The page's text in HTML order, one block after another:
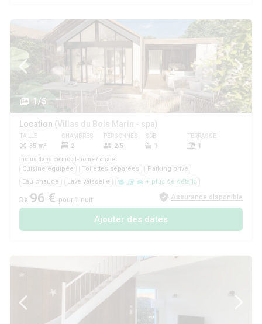
1/5
Location (Villas du Bois Marin - spa)
TAILLE
35 m²
CHAMBRES
2
PERSONNES
2/5
SDB
1
TERRASSE
1
Inclus dans ce mobil-home / chalet
Cuisine équipée Toilettes séparées
Parking privé
Eau chaude
Lave vaisselle + plus de détails
De 96 € pour 1 nuit Assurance disponible
Ajouter des dates